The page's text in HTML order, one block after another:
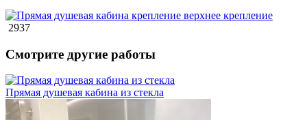
2937
Смотрите другие работы
Прямая душевая кабина из стекла